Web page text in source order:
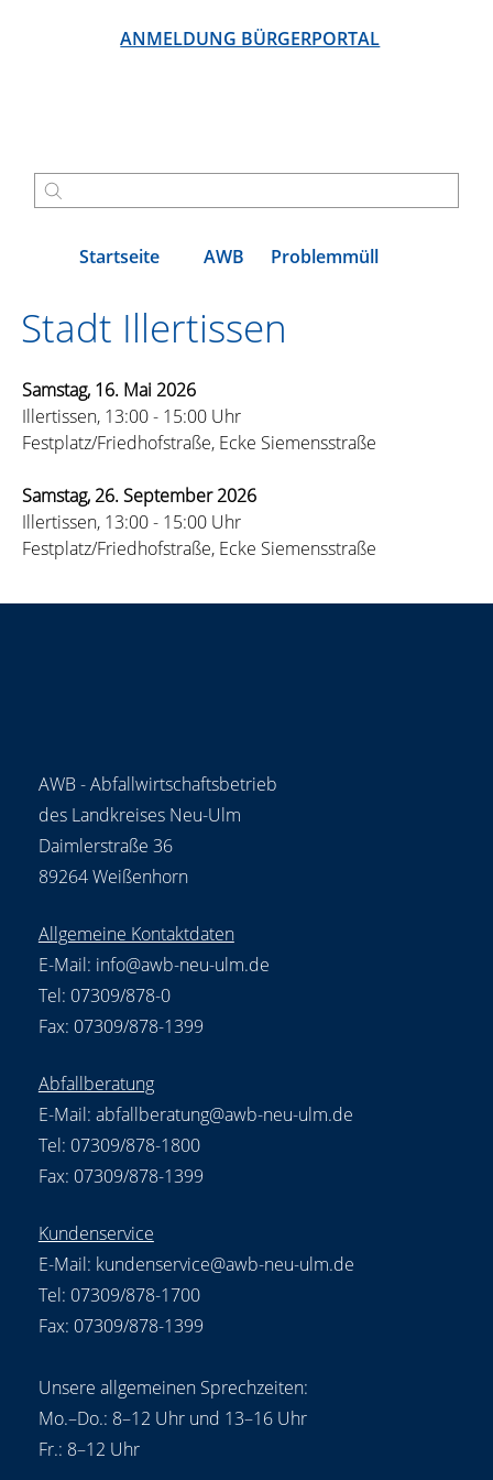
ANMELDUNG BÜRGERPORTAL
Startseite AWB Problemmüll
Stadt Illertissen
Samstag, 16. Mai 2026
Illertissen, 13:00 - 15:00 Uhr
Festplatz/Friedhofstraße, Ecke Siemensstraße
Samstag, 26. September 2026
Illertissen, 13:00 - 15:00 Uhr
Festplatz/Friedhofstraße, Ecke Siemensstraße
AWB - Abfallwirtschaftsbetrieb
des Landkreises Neu-Ulm
Daimlerstraße 36
89264 Weißenhorn
Allgemeine Kontaktdaten
E-Mail: info@awb-neu-ulm.de
Tel: 07309/878-0
Fax: 07309/878-1399
Abfallberatung
E-Mail: abfallberatung@awb-neu-ulm.de
Tel: 07309/878-1800
Fax: 07309/878-1399
Kundenservice
E-Mail: kundenservice@awb-neu-ulm.de
Tel: 07309/878-1700
Fax: 07309/878-1399
Unsere allgemeinen Sprechzeiten:
Mo.–Do.: 8–12 Uhr und 13–16 Uhr
Fr.: 8–12 Uhr